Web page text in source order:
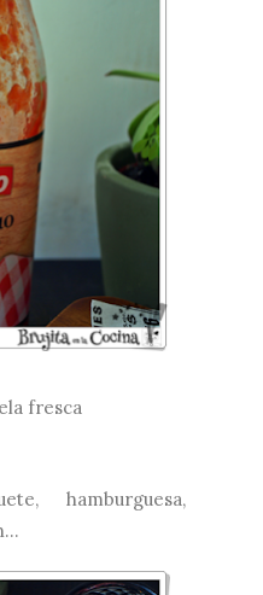
fresca
hamburguesa,